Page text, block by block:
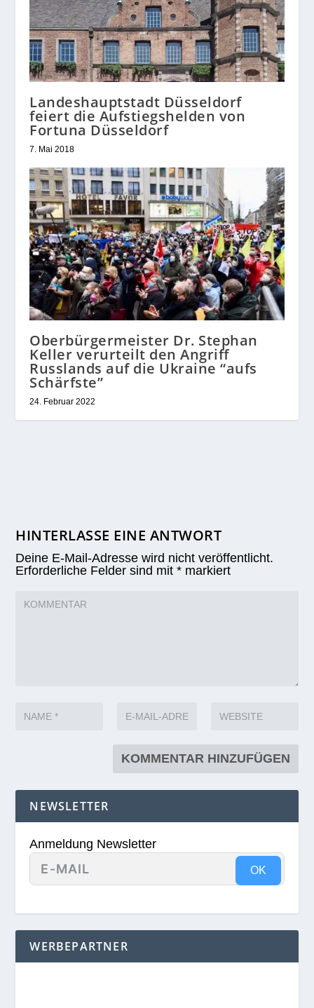
Landeshauptstadt Düsseldorf
feiert die Aufstiegshelden von
Fortuna Düsseldorf
7. Mai 2018
Oberbürgermeister Dr. Stephan
Keller verurteilt den Angriff
Russlands auf die Ukraine “aufs
Schärfste”
24. Februar 2022
HINTERLASSE EINE ANTWORT
Deine E-Mail-Adresse wird nicht veröffentlicht.
Erforderliche Felder sind mit* markiert
NEWSLETTER
Anmeldung Newsletter
OK
WERBEPARTNER